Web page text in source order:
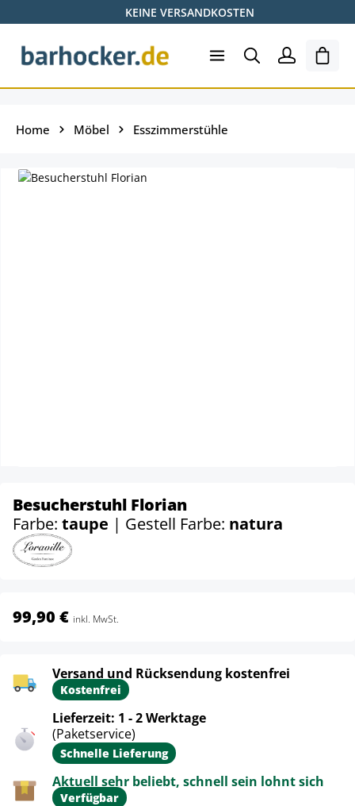
Zum Hauptinhalt springenKEINE VERSANDKOSTEN
Home Möbel Esszimmerstühle
Besucherstuhl Florian
Farbe: taupe | Gestell Farbe: natura
99,90 € inkl. MwSt.
Versand und Rücksendung kostenfrei
Kostenfrei
Lieferzeit: 1 - 2 Werktage
(Paketservice)
Schnelle Lieferung
Aktuell sehr beliebt, schnell sein lohnt sich
Verfügbar